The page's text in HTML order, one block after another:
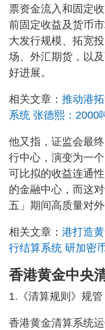
票资金流入和固定
前固定收益及货币
大发行规模、拓宽
场、外汇期货，以
好进展。
相关文章： 推动港
系统 张德熙：2000
他又指，证监会最
行中心，演变为一
可比拟的收益连通
的金融中心，而这
五」期间高质量对
相关文章： 港打造
行结算系统 研加密
香港黄金中央
1.《清算规则》规管
香港黄金清算系统